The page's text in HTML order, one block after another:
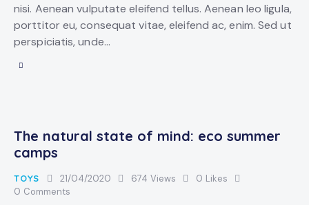
nisi. Aenean vulputate eleifend tellus. Aenean leo ligula,
porttitor eu, consequat vitae, eleifend ac, enim. Sed ut
perspiciatis, unde…
The natural state of mind: eco summer
camps
TOYS 21/04/2020 674 Views 0 Likes
0 Comments